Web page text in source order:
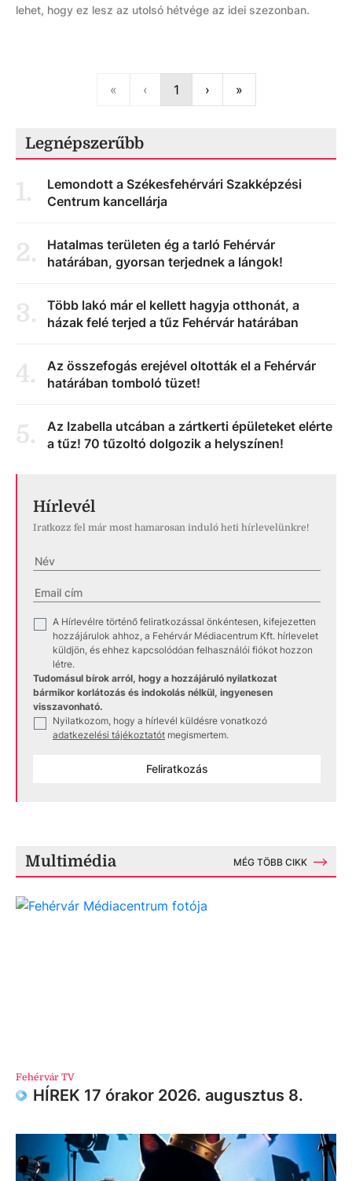
lehet, hogy ez lesz az utolsó hétvége az idei szezonban.
« ‹Previous
1 ›Next»Last
Legnépszerűbb
1.
Lemondott a Székesfehérvári Szakképzési
Centrum kancellárja
2.
Hatalmas területen ég a tarló Fehérvár
határában, gyorsan terjednek a lángok!
3.
Több lakó már el kellett hagyja otthonát, a
házak felé terjed a tűz Fehérvár határában
4.
Az összefogás erejével oltották el a Fehérvár
határában tomboló tüzet!
5.
Az Izabella utcában a zártkerti épületeket elérte
a tűz! 70 tűzoltó dolgozik a helyszínen!
Hírlevél
Iratkozz fel már most hamarosan induló heti hírlevelünkre!
A Hírlevélre történő feliratkozással önkéntesen, kifejezetten
hozzájárulok ahhoz, a Fehérvár Médiacentrum Kft. hírlevelet
küldjön, és ehhez kapcsolódóan felhasználói fiókot hozzon
létre.
Tudomásul bírok arról, hogy a hozzájáruló nyilatkozat
bármikor korlátozás és indokolás nélkül, ingyenesen
visszavonható.
Nyilatkozom, hogy a hírlevél küldésre vonatkozó
adatkezelési tájékoztatót megismertem.
Feliratkozás
Multimédia MÉG TÖBB CIKK
Fehérvár TV
HÍREK 17 órakor 2026. augusztus 8.